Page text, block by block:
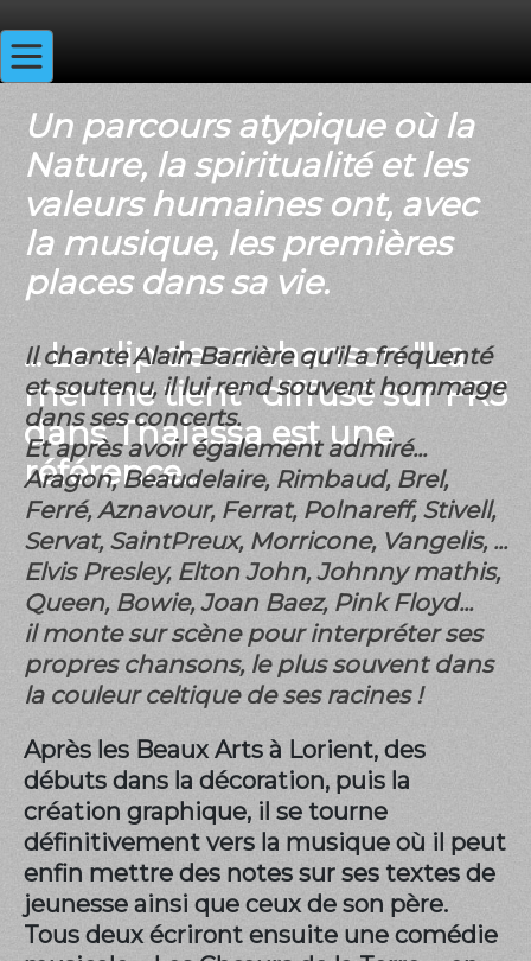
Un parcours atypique où la
Nature, la spiritualité et les
valeurs humaines ont, avec
la musique, les premières
places dans sa vie.
... Le clip de sa chanson "La
mer me tient" diffusé sur FR3
dans Thalassa est une
référence...
Il chante Alain Barrière qu'il a fréquenté
et soutenu, il lui rend souvent hommage
dans ses concerts.
Et après avoir également admiré...
Aragon, Beaudelaire, Rimbaud, Brel,
Ferré, Aznavour, Ferrat, Polnareff, Stivell,
Servat, SaintPreux, Morricone, Vangelis, ...
Elvis Presley, Elton John, Johnny mathis,
Queen, Bowie, Joan Baez, Pink Floyd...
il monte sur scène pour interpréter ses
propres chansons, le plus souvent dans
la couleur celtique de ses racines !
Après les Beaux Arts à Lorient, des
débuts dans la décoration, puis la
création graphique, il se tourne
définitivement vers la musique où il peut
enfin mettre des notes sur ses textes de
jeunesse ainsi que ceux de son père.
Tous deux écriront ensuite une comédie